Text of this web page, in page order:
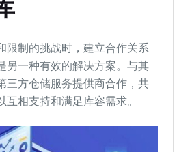
限制的挑战时，建立合作关系
另一种有效的解决方案。与其
三方仓储服务提供商合作，共
相支持和满足库容需求。